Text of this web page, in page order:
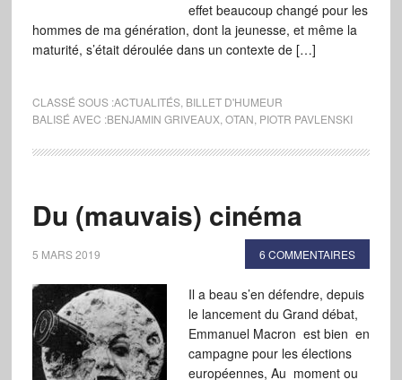
effet beaucoup changé pour les
hommes de ma génération, dont la jeunesse, et même la
maturité, s’était déroulée dans un contexte de […]
CLASSÉ SOUS :ACTUALITÉS, BILLET D'HUMEUR
BALISÉ AVEC :BENJAMIN GRIVEAUX, OTAN PIOTR PAVLENSKI
Du (mauvais) cinéma
5 MARS 2019 6 COMMENTAIRES
Il a beau s’en défendre, depuis
le lancement du Grand débat,
Emmanuel Macron est bien en
campagne pour les élections
européennes, Au moment ou